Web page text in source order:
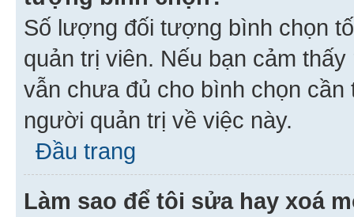
Số lượng đối tượng bình chọn
quản trị viên. Nếu bạn cảm
vẫn chưa đủ cho bình chọn
người quản trị về việc này.
Đầu trang
Làm sao để tôi sửa hay xoá